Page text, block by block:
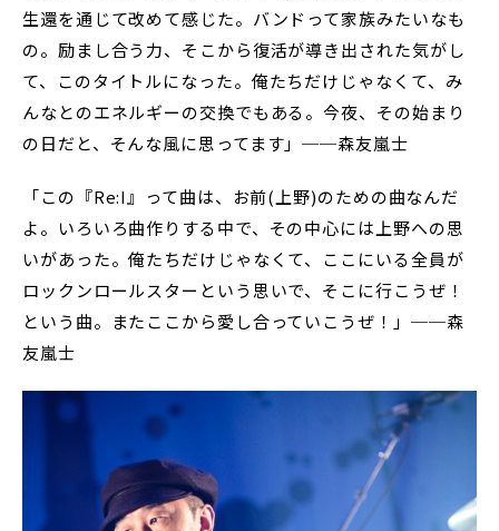
生還を通じて改めて感じた。バンドって家族みたいなも
の。励まし合う力、そこから復活が導き出された気がし
て、このタイトルになった。俺たちだけじゃなくて、み
んなとのエネルギーの交換でもある。今夜、その始まり
の日だと、そんな風に思ってます」──森友嵐士
「この『Re:I』って曲は、お前(上野)のための曲なんだ
よ。いろいろ曲作りする中で、その中心には上野への思
いがあった。俺たちだけじゃなくて、ここにいる全員が
ロックンロールスターという思いで、そこに行こうぜ！
という曲。またここから愛し合っていこうぜ！」──森
友嵐士